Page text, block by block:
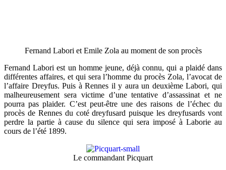
Fernand Labori et Emile Zola au moment de son procès
Fernand Labori est un homme jeune, déjà connu, qui a plaidé dans
différentes affaires, et qui sera l’homme du procès Zola, l’avocat de
l’affaire Dreyfus. Puis à Rennes il y aura un deuxième Labori, qui
malheureusement sera victime d’une tentative d’assassinat et ne
pourra pas plaider. C’est peut-être une des raisons de l’échec du
procès de Rennes du coté dreyfusard puisque les dreyfusards vont
perdre la partie à cause du silence qui sera imposé à Laborie au
cours de l’été 1899.
Le commandant Picquart